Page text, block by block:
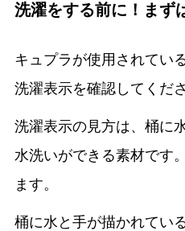
洗濯をする前に！まず
キュプラが使用されてい
洗濯表示を確認してくださ
洗濯表示の見方は、桶に
水洗いができる素材です
ます。
桶に水と手が描かれてい